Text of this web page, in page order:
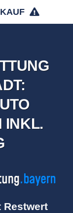
INKL.
Restwert